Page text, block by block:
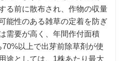
る前に散布され、作物の収量
能性のある雑草の定着を防ぎ
需要が高く、年間作付面積
以上で出芽前除草剤が使
途としては、1株あたり最大